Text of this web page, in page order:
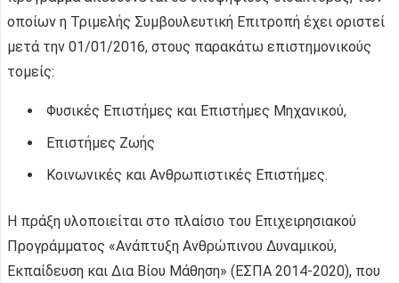
οποίων η Τριμελής Συμβουλευτική Επιτροπή έχει οριστεί
μετά την 01/01/2016, στους παρακάτω επιστημονικούς
τομείς:
Φυσικές Επιστήμες και Επιστήμες Μηχανικού,
Επιστήμες Ζωής
Κοινωνικές και Ανθρωπιστικές Επιστήμες.
Η πράξη υλοποιείται στο πλαίσιο του Επιχειρησιακού
Προγράμματος «Ανάπτυξη Ανθρώπινου Δυναμικού,
Εκπαίδευση και Δια Βίου Μάθηση» (ΕΣΠΑ 2014-2020), που